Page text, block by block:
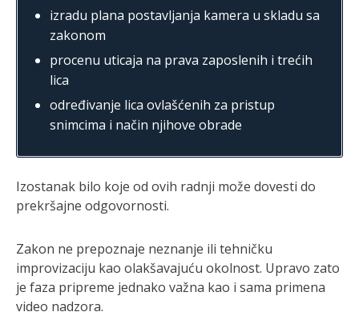
izradu plana postavljanja kamera u skladu sa
zakonom
procenu uticaja na prava zaposlenih i trećih
lica
određivanje lica ovlašćenih za pristup
snimcima i način njihove obrade
Izostanak bilo koje od ovih radnji može dovesti do
prekršajne odgovornosti.
Zakon ne prepoznaje neznanje ili tehničku
improvizaciju kao olakšavajuću okolnost. Upravo zato
je faza pripreme jednako važna kao i sama primena
video nadzora.